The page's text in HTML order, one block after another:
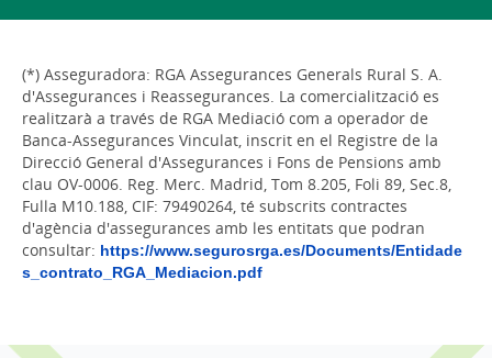
(*) Asseguradora: RGA Assegurances Generals Rural S. A.
d'Assegurances i Reassegurances. La comercialització es
realitzarà a través de RGA Mediació com a operador de
Banca-Assegurances Vinculat, inscrit en el Registre de la
Direcció General d'Assegurances i Fons de Pensions amb
clau OV-0006. Reg. Merc. Madrid, Tom 8.205, Foli 89, Sec.8,
Fulla M10.188, CIF: 79490264, té subscrits contractes
d'agència d'assegurances amb les entitats que podran
consultar: https://www.segurosrga.es/Documents/Entidade
s_contrato_RGA_Mediacion.pdf